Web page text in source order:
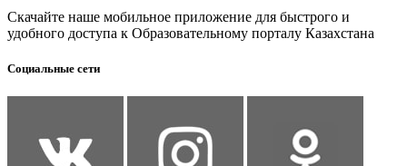
Скачайте наше мобильное приложение для быстрого и
удобного доступа к Образовательному порталу Казахстана
Социальные сети